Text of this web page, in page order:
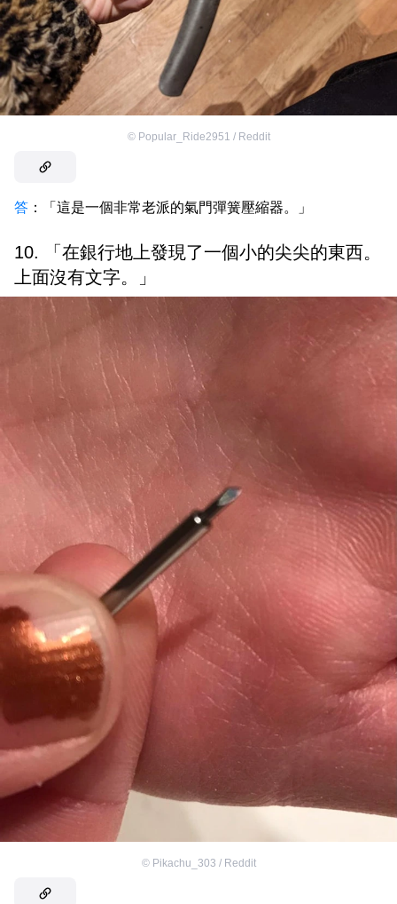
© Popular_Ride2951 / Reddit
答 ：「這是一個非常老派的氣門彈簧壓縮器。」
10. 「在銀行地上發現了一個小的尖尖的東西。
上面沒有文字。」
© Pikachu_303 / Reddit